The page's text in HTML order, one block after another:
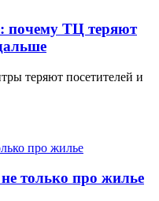
почему ТЦ теряют
теряют посетителей и
только про жилье